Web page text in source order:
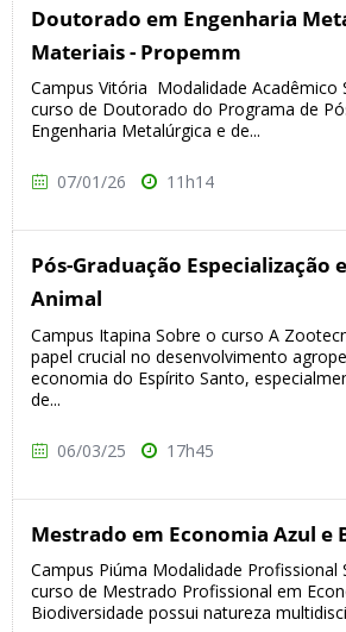
Doutorado em Engenharia
Materiais - Propemm
Campus Vitória Modalidade Acadêmico
curso de Doutorado do Programa de
Engenharia Metalúrgica e de...
07/01/26 11h14
Pós-Graduação Especialização
Animal
Campus Itapina Sobre o curso A
papel crucial no desenvolvimento
economia do Espírito Santo,
de...
06/03/25 17h45
Mestrado em Economia Azul e
Campus Piúma Modalidade Profissional
curso de Mestrado Profissional em
Biodiversidade possui natureza